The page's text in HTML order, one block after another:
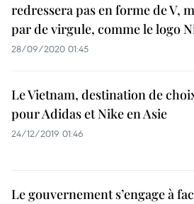
redressera pas en forme de V,
par de virgule, comme le logo
28/09/2020 01:45
Le Vietnam, destination de
pour Adidas et Nike en Asie
24/12/2019 01:46
Le gouvernement s’engage à